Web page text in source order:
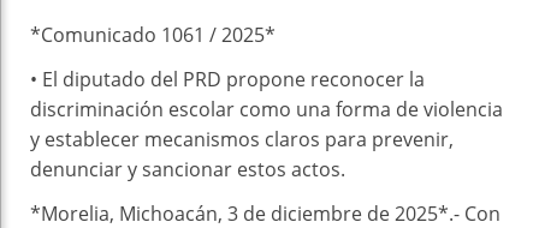
*Comunicado 1061 / 2025*
•⁠ ⁠El diputado del PRD propone reconocer la
discriminación escolar como una forma de violencia
y establecer mecanismos claros para prevenir,
denunciar y sancionar estos actos.
*Morelia, Michoacán, 3 de diciembre de 2025*.- Con